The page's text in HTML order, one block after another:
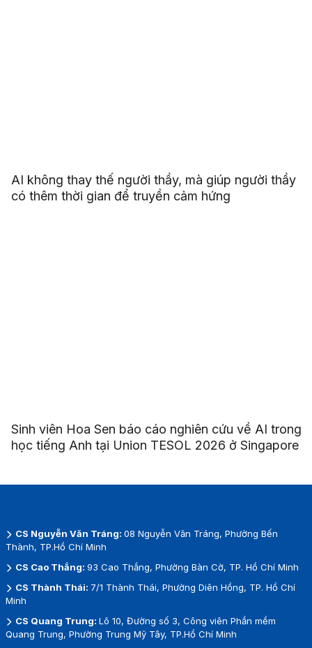
AI không thay thế người thầy, mà giúp người thầy
có thêm thời gian để truyền cảm hứng
Sinh viên Hoa Sen báo cáo nghiên cứu về AI trong
học tiếng Anh tại Union TESOL 2026 ở Singapore
CS Nguyễn Văn Tráng: 08 Nguyễn Văn Tráng, Phường Bến
Thành, TP.Hồ Chí Minh
CS Cao Thắng: 93 Cao Thắng, Phường Bàn Cờ, TP. Hồ Chí Minh
CS Thành Thái: 7/1 Thành Thái, Phường Diên Hồng, TP. Hồ Chí
Minh
CS Quang Trung: Lô 10, Đường số 3, Công viên Phần mềm
Quang Trung, Phường Trung Mỹ Tây, TP.Hồ Chí Minh